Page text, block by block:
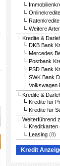
Onlinekredite
Ratenkredite
Weitere
Kredite &
DKB Bank
Mercedes
Postbank
PSD Bank
SWK Bank
Volkswagen
Kredite &
Kredite für
Kredite für
Weiterführend
Kreditkarten
Leasing (8)
Kredit